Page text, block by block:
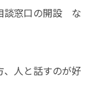
窓口の開設　な
人と話すのが好